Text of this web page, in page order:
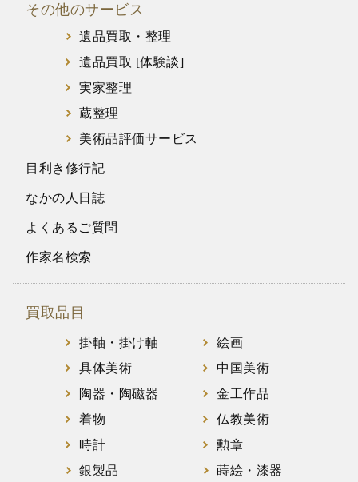
その他のサービス
遺品買取・整理
遺品買取 [体験談]
実家整理
蔵整理
美術品評価サービス
目利き修行記
なかの人日誌
よくあるご質問
作家名検索
買取品目
掛軸・掛け軸
絵画
具体美術
中国美術
陶器・陶磁器
金工作品
着物
仏教美術
時計
勲章
銀製品
蒔絵・漆器